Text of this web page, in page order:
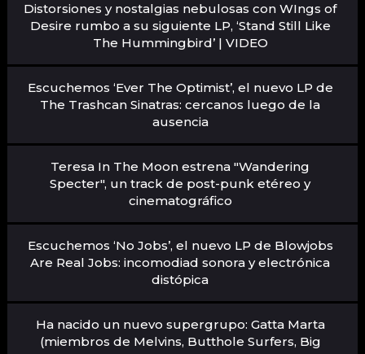
Distorsiones y nostalgias nebulosas con WIngs of
Desire rumbo a su siguiente LP, ‘Stand Still Like
The Hummingbird’ | VIDEO
Escuchemos ‘Ever The Optimist’, el nuevo LP de
The Trashcan Sinatras: cercanos luego de la
ausencia
Teresa In The Moon estrena "Wandering
Specter", un track de post-punk etéreo y
cinematográfico
Escuchemos ‘No Jobs’, el nuevo LP de Blowjobs
Are Real Jobs: incomodiad sonora y electrónica
distópica
Ha nacido un nuevo supergrupo: Gatta Marta
(miembros de Melvins, Butthole Surfers, Big